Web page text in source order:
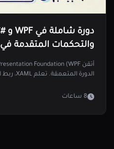
والتحكمات المتقدمة في WPF
الدورة المتعمقة. تعلم XAML، ربط البيانات، MVVM،…
8 ساعات